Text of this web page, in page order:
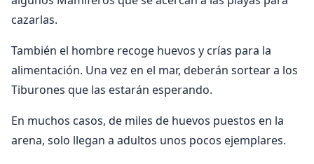
cazarlas.
También el hombre recoge huevos y crías para la
alimentación. Una vez en el mar, deberán sortear a los
Tiburones que las estarán esperando.
En muchos casos, de miles de huevos puestos en la
arena, solo llegan a adultos unos pocos ejemplares.